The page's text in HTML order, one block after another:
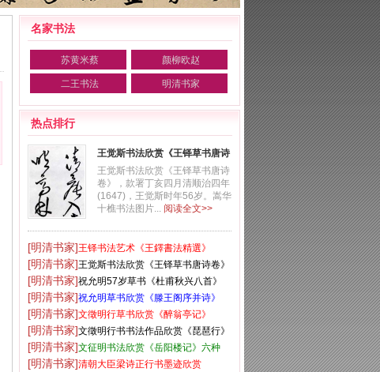
名家书法
苏黄米蔡 颜柳欧赵
二王书法 明清书家
热点排行
王觉斯书法欣赏《王铎草书唐诗
卷》
王觉斯书法欣赏《王铎草书唐诗
卷》，款署丁亥四月清顺治四年
(1647)，王觉斯时年56岁。嵩华
十樵书法图片... 阅读全文>>
[明清书家]王铎书法艺术《王鐸書法精選》
[明清书家]王觉斯书法欣赏《王铎草书唐诗卷》
[明清书家]祝允明57岁草书《杜甫秋兴八首》
[明清书家]祝允明草书欣赏《滕王阁序并诗》
[明清书家]文徵明行草书欣赏《醉翁亭记》
[明清书家]文徵明行书书法作品欣赏《琵琶行》
两种
[明清书家]文征明书法欣赏《岳阳楼记》六种
[明清书家]清朝大臣梁诗正行书墨迹欣赏